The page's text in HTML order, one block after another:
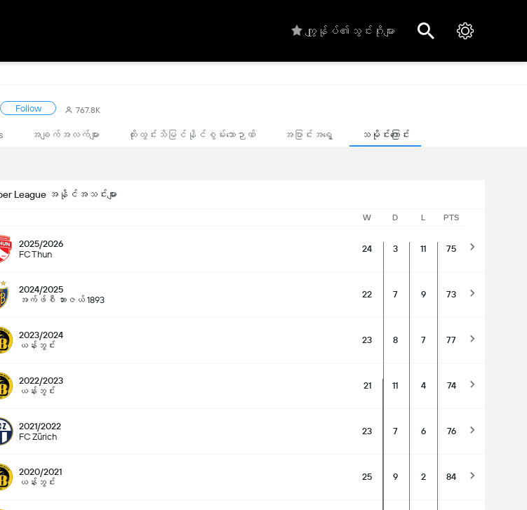
ကျွုန်ုပ်၏သွင်းဂိုးများ
Follow 767.8K
အချက်အလက်များ ထိုးထွင်းသိမြင်နိုင်စွမ်းသောဉာဏ် အပြာင်းအရွေ့ သမိုင်းကြောင်း
League အနိုင်အသင်းများ
W D L PTS
2025/2026
FC Thun
24 3 11 75
2024/2025
အက်ဖ်စီ ဘားဇယ် 1893
22 7 9 73
2023/2024
ယန်းဘွင်း
23 8 7 77
2022/2023
ယန်းဘွင်း
21 11 4 74
2021/2022
FC Zürich
23 7 6 76
2020/2021
ယန်းဘွင်း
25 9 2 84